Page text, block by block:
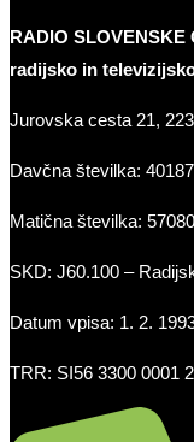
RADIO
radijsko in
Jurovska cesta 21,
Davčna številka:
Matična številka:
SKD: J60.100 –
Datum vpisa: 1. 2.
TRR: SI56 3300 0001